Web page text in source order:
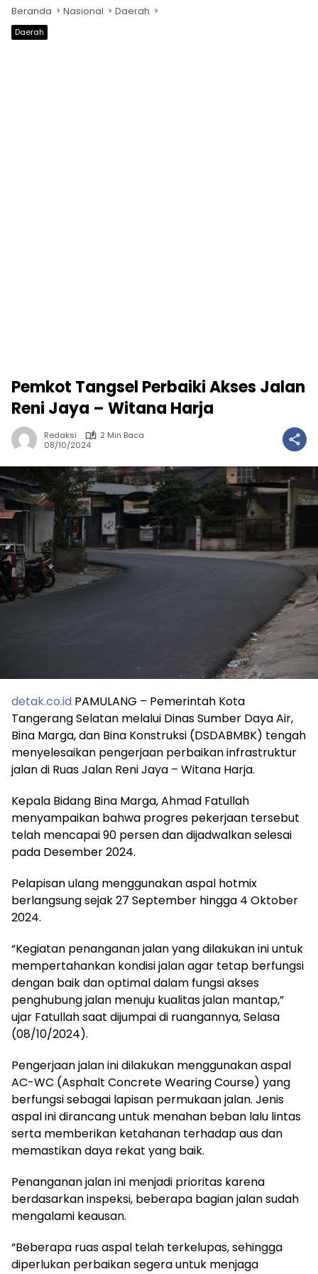
Beranda Nasional Daerah
Daerah
Pemkot Tangsel Perbaiki Akses Jalan
Reni Jaya – Witana Harja
Redaksi
2 Min Baca
08/10/2024
detak.co.id PAMULANG – Pemerintah Kota
Tangerang Selatan melalui Dinas Sumber Daya Air,
Bina Marga, dan Bina Konstruksi (DSDABMBK) tengah
menyelesaikan pengerjaan perbaikan infrastruktur
jalan di Ruas Jalan Reni Jaya – Witana Harja.
Kepala Bidang Bina Marga, Ahmad Fatullah
menyampaikan bahwa progres pekerjaan tersebut
telah mencapai 90 persen dan dijadwalkan selesai
pada Desember 2024.
Pelapisan ulang menggunakan aspal hotmix
berlangsung sejak 27 September hingga 4 Oktober
2024.
“Kegiatan penanganan jalan yang dilakukan ini untuk
mempertahankan kondisi jalan agar tetap berfungsi
dengan baik dan optimal dalam fungsi akses
penghubung jalan menuju kualitas jalan mantap,”
ujar Fatullah saat dijumpai di ruangannya, Selasa
(08/10/2024).
Pengerjaan jalan ini dilakukan menggunakan aspal
AC-WC (Asphalt Concrete Wearing Course) yang
berfungsi sebagai lapisan permukaan jalan. Jenis
aspal ini dirancang untuk menahan beban lalu lintas
serta memberikan ketahanan terhadap aus dan
memastikan daya rekat yang baik.
Penanganan jalan ini menjadi prioritas karena
berdasarkan inspeksi, beberapa bagian jalan sudah
mengalami keausan.
“Beberapa ruas aspal telah terkelupas, sehingga
diperlukan perbaikan segera untuk menjaga